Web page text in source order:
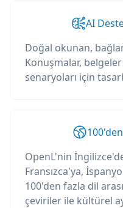
AI
Doğal okunan,
Konuşmalar,
senaryoları için
OpenL'nin
Fransızca'ya,
100'den fazla dil
çeviriler ile kültürel